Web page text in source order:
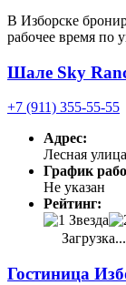
В Изборске
рабочее время по
Шале Sky
+7 (911) 355-55-55
Адрес:
Лесная улица
График
Не указан
Рейтинг:
Загрузка...
Гостиница